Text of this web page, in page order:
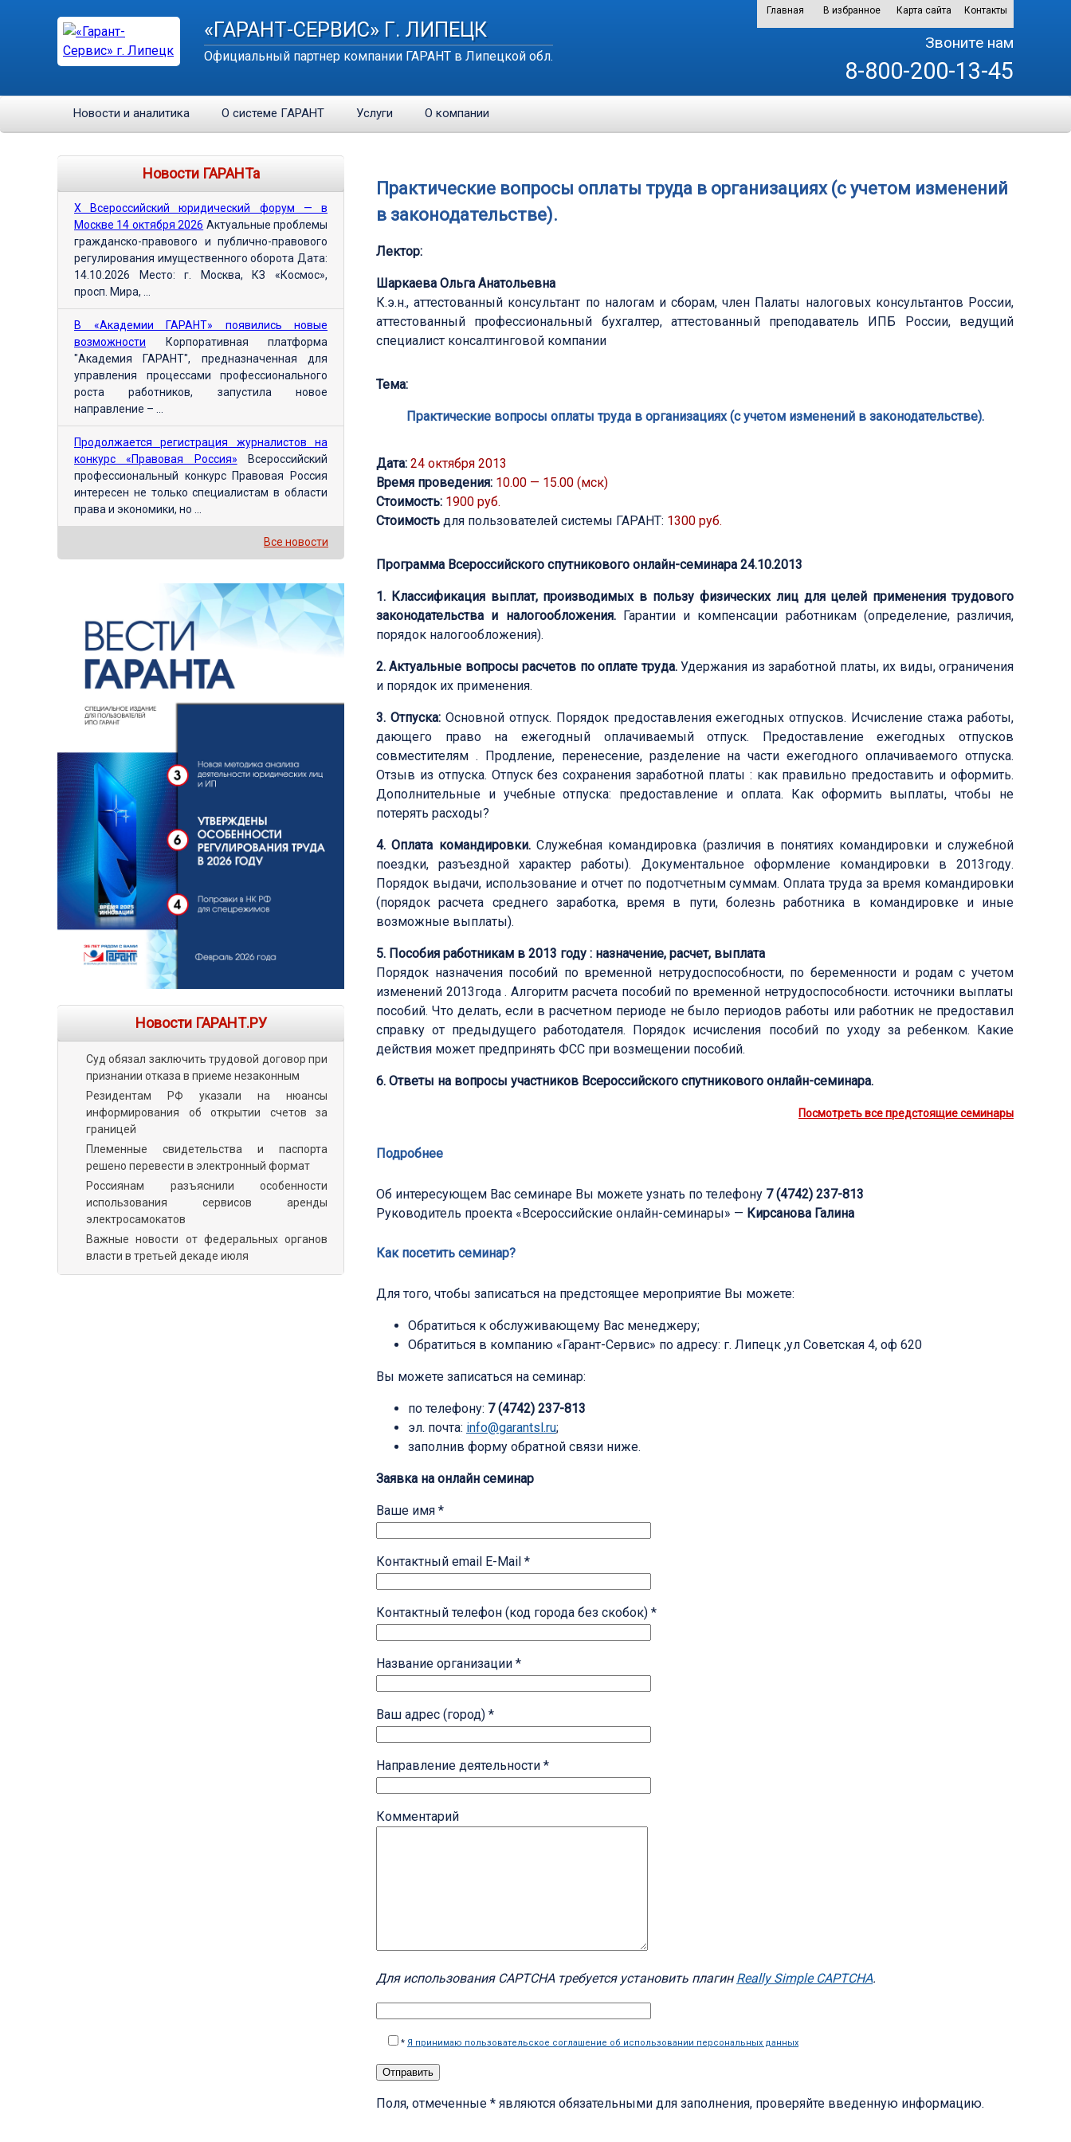
«ГАРАНТ-СЕРВИС» Г. ЛИПЕЦК
Официальный партнер компании ГАРАНТ в Липецкой обл.
Главная В избранное Карта сайта Контакты
Звоните нам
8-800-200-13-45
Новости и аналитика О системе ГАРАНТ Услуги О компании
Практические вопросы оплаты труда в организациях (с учетом изменений
в законодательстве).
Лектор:
Шаркаева Ольга Анатольевна
К.э.н., аттестованный консультант по налогам и сборам, член Палаты налоговых консультантов России,
аттестованный профессиональный бухгалтер, аттестованный преподаватель ИПБ России, ведущий
специалист консалтинговой компании
Тема:
Практические вопросы оплаты труда в организациях (с учетом изменений в законодательстве).
Дата: 24 октября 2013
Время проведения: 10.00 — 15.00 (мск)
Стоимость: 1900 руб.
Стоимость для пользователей системы ГАРАНТ: 1300 руб.
Программа Всероссийского спутникового онлайн-семинара 24.10.2013
1. Классификация выплат, производимых в пользу физических лиц для целей применения трудового
законодательства и налогообложения.Гарантии и компенсации работникам (определение, различия,
порядок налогообложения).
2. Актуальные вопросы расчетов по оплате труда.Удержания из заработной платы, их виды, ограничения
и порядок их применения.
3. Отпуска: Основной отпуск. Порядок предоставления ежегодных отпусков. Исчисление стажа работы,
дающего право на ежегодный оплачиваемый отпуск. Предоставление ежегодных отпусков
совместителям . Продление, перенесение, разделение на части ежегодного оплачиваемого отпуска.
Отзыв из отпуска. Отпуск без сохранения заработной платы : как правильно предоставить и оформить.
Дополнительные и учебные отпуска: предоставление и оплата. Как оформить выплаты, чтобы не
потерять расходы?
4. Оплата командировки.Служебная командировка (различия в понятиях командировки и служебной
поездки, разъездной характер работы). Документальное оформление командировки в 2013году.
Порядок выдачи, использование и отчет по подотчетным суммам. Оплата труда за время командировки
(порядок расчета среднего заработка, время в пути, болезнь работника в командировке и иные
возможные выплаты).
5. Пособия работникам в 2013 году : назначение, расчет, выплата
Порядок назначения пособий по временной нетрудоспособности, по беременности и родам с учетом
изменений 2013года . Алгоритм расчета пособий по временной нетрудоспособности. источники выплаты
пособий. Что делать, если в расчетном периоде не было периодов работы или работник не предоставил
справку от предыдущего работодателя. Порядок исчисления пособий по уходу за ребенком. Какие
действия может предпринять ФСС при возмещении пособий.
6. Ответы на вопросы участников Всероссийского спутникового онлайн-семинара.
Посмотреть все предстоящие семинары
Подробнее
Об интересующем Вас семинаре Вы можете узнать по телефону 7 (4742) 237-813
Руководитель проекта «Всероссийские онлайн-семинары» — Кирсанова Галина
Как посетить семинар?
Для того, чтобы записаться на предстоящее мероприятие Вы можете:
Обратиться к обслуживающему Вас менеджеру;
Обратиться в компанию «Гарант-Сервис» по адресу: г. Липецк ,ул Советская 4, оф 620
Вы можете записаться на семинар:
по телефону: 7 (4742) 237-813
эл. почта: info@garantsl.ru;
заполнив форму обратной связи ниже.
Заявка на онлайн семинар
Ваше имя *
Контактный email E-Mail *
Контактный телефон (код города без скобок) *
Название организации *
Ваш адрес (город) *
Направление деятельности *
Комментарий
Для использования CAPTCHA требуется установить плагин Really Simple CAPTCHA.
* Я принимаю пользовательское соглашение об использовании персональных данных
Поля, отмеченные * являются обязательными для заполнения, проверяйте введенную информацию.
Новости ГАРАНТа
Х Всероссийский юридический форум — в
Москве 14 октября 2026 Актуальные проблемы
гражданско-правового и публично-правового
регулирования имущественного оборота Дата:
14.10.2026 Место: г. Москва, КЗ «Космос»,
просп. Мира, ...
В «Академии ГАРАНТ» появились новые
возможности Корпоративная платформа
"Академия ГАРАНТ", предназначенная для
управления процессами профессионального
роста работников, запустила новое
направление – ...
Продолжается регистрация журналистов на
конкурс «Правовая Россия» Всероссийский
профессиональный конкурс Правовая Россия
интересен не только специалистам в области
права и экономики, но ...
Все новости
Новости ГАРАНТ.РУ
Суд обязал заключить трудовой договор при
признании отказа в приеме незаконным
Резидентам РФ указали на нюансы
информирования об открытии счетов за
границей
Племенные свидетельства и паспорта
решено перевести в электронный формат
Россиянам разъяснили особенности
использования сервисов аренды
электросамокатов
Важные новости от федеральных органов
власти в третьей декаде июля